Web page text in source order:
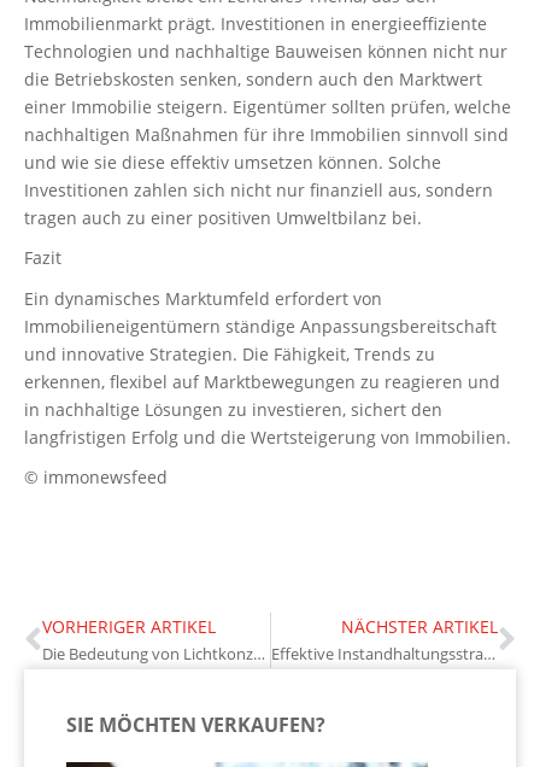
Immobilienmarkt prägt. Investitionen in energieeffiziente
Technologien und nachhaltige Bauweisen können nicht nur
die Betriebskosten senken, sondern auch den Marktwert
einer Immobilie steigern. Eigentümer sollten prüfen, welche
nachhaltigen Maßnahmen für ihre Immobilien sinnvoll sind
und wie sie diese effektiv umsetzen können. Solche
Investitionen zahlen sich nicht nur finanziell aus, sondern
tragen auch zu einer positiven Umweltbilanz bei.
Fazit
Ein dynamisches Marktumfeld erfordert von
Immobilieneigentümern ständige Anpassungsbereitschaft
und innovative Strategien. Die Fähigkeit, Trends zu
erkennen, flexibel auf Marktbewegungen zu reagieren und
in nachhaltige Lösungen zu investieren, sichert den
langfristigen Erfolg und die Wertsteigerung von Immobilien.
© immonewsfeed
VORHERIGER ARTIKEL
Die Bedeutung von Lichtkonzepten in der Wohnraumgestaltung
NÄCHSTER ARTIKEL
Effektive Instandhaltungsstrategien zur Wertsteigerung von Mietobjekten
SIE MÖCHTEN VERKAUFEN?